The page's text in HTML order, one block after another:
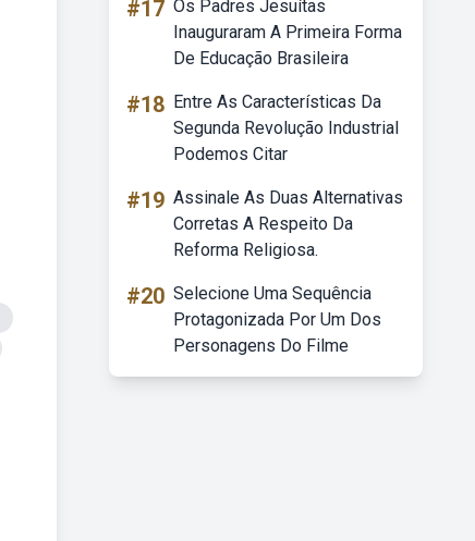
#17 Os Padres Jesuítas
Inauguraram A Primeira Forma
De Educação Brasileira
#18 Entre As Características Da
Segunda Revolução Industrial
Podemos Citar
#19 Assinale As Duas Alternativas
Corretas A Respeito Da
Reforma Religiosa.
#20 Selecione Uma Sequência
Protagonizada Por Um Dos
Personagens Do Filme